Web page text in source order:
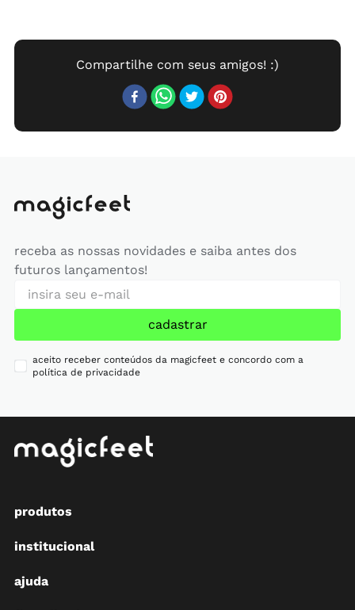
receba as nossas novidades e saiba antes dos
futuros lançamentos!
cadastrar
aceito receber conteúdos da magicfeet e concordo com a
política de privacidade
produtos
institucional
ajuda